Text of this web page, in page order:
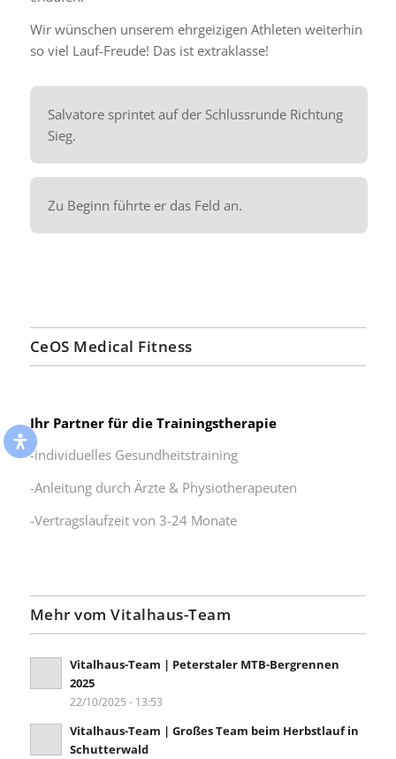
Wir wünschen unserem ehrgeizigen Athleten weiterhin
so viel Lauf-Freude! Das ist extraklasse!
Salvatore sprintet auf der Schlussrunde Richtung
Sieg.
Zu Beginn führte er das Feld an.
CeOS Medical Fitness
Ihr Partner für die Trainingstherapie
-individuelles Gesundheitstraining
-Anleitung durch Ärzte & Physiotherapeuten
-Vertragslaufzeit von 3-24 Monate
Mehr vom Vitalhaus-Team
Vitalhaus-Team | Peterstaler MTB-Bergrennen
2025
22/10/2025 - 13:53
Vitalhaus-Team | Großes Team beim Herbstlauf in
Schutterwald